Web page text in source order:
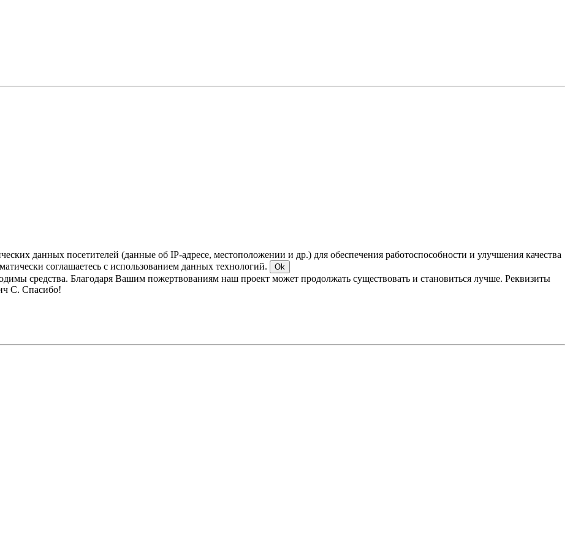
данных посетителей (данные об IP-адресе, местоположении и др.) для обеспечения работоспособности и улучшения качества
соглашаетесь с использованием данных технологий.
Ok
средства. Благодаря Вашим пожертвованиям наш проект может продолжать существовать и становиться лучше. Реквизиты
С. Спасибо!